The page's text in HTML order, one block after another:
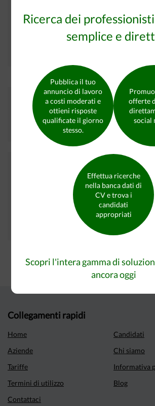
Cerco lavoro nel settore del vino
Trova il candidato qualificato che
Candidati in cerca di lavoro su vinojobs.it
I tuoi annunci sono presenti inoltre su questi
Collegamenti rapidi
Home
Candidati
Aziende
Chi siamo
Tariffe
Informativa
Termini di utilizzo
Blog
Contattaci
Ricerca dei
semplice e
Pubblica il tuo
annuncio di lavoro
a costi moderati e
ottieni risposte
qualificate il giorno
stesso.
offerte
social
Effettua ricerche
nella banca dati di
CV e trova i
candidati
appropriati
Scopri l'intera gamma di
ancora oggi